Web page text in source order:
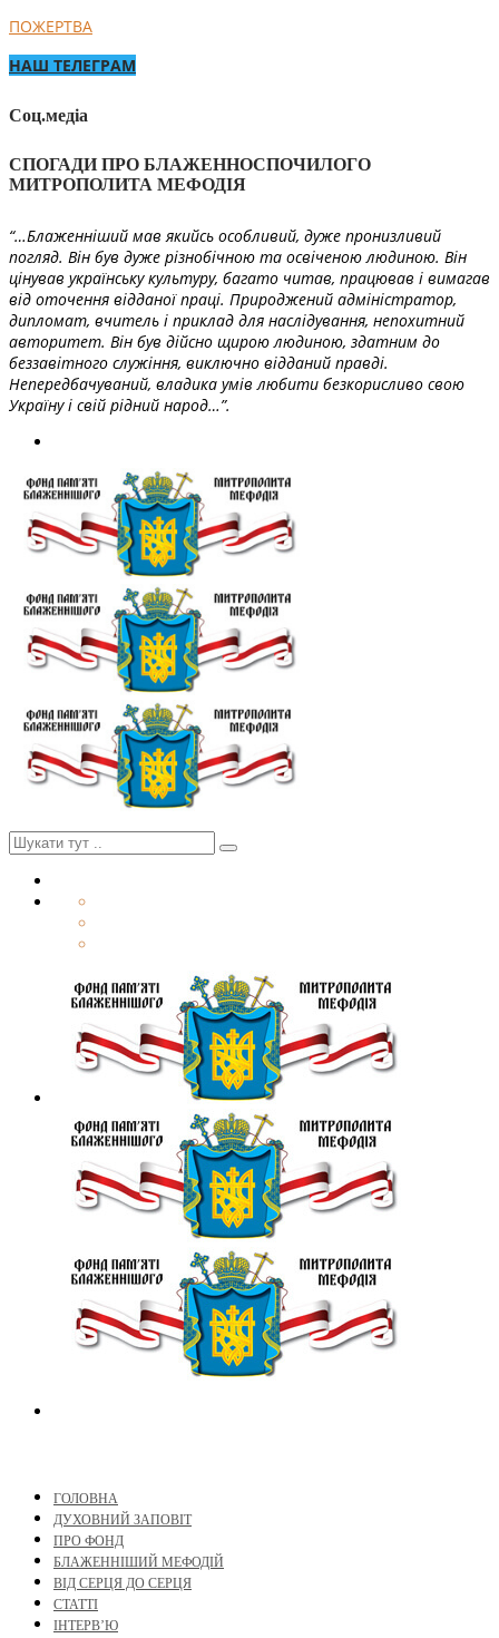
ПОЖЕРТВА
НАШ ТЕЛЕГРАМ
Соц.медіа
СПОГАДИ ПРО БЛАЖЕННОСПОЧИЛОГО
МИТРОПОЛИТА МЕФОДІЯ
“…Блаженніший мав якийсь особливий, дуже пронизливий
погляд. Він був дуже різнобічною та освіченою людиною. Він
цінував українську культуру, багато читав, працював і вимагав
від оточення відданої праці. Природжений адміністратор,
дипломат, вчитель і приклад для наслідування, непохитний
авторитет. Він був дійсно щирою людиною, здатним до
беззавітного служіння, виключно відданий правді.
Непередбачуваний, владика умів любити безкорисливо свою
Україну і свій рідний народ…”.
ГОЛОВНА
ДУХОВНИЙ ЗАПОВІТ
ПРО ФОНД
БЛАЖЕННІШИЙ МЕФОДІЙ
ВІД СЕРЦЯ ДО СЕРЦЯ
СТАТТІ
ІНТЕРВ’Ю